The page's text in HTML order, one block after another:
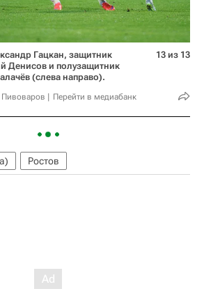
Гацкан, защитник
Денисов и полузащитник
(слева направо).
Перейти в медиабанк
13 из 13
Ростов